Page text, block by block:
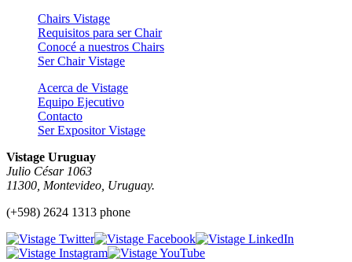
Chairs Vistage
Requisitos para ser Chair
Conocé a nuestros Chairs
Ser Chair Vistage
Acerca de Vistage
Equipo Ejecutivo
Contacto
Ser Expositor Vistage
Vistage Uruguay
Julio César 1063
11300, Montevideo, Uruguay.
(+598) 2624 1313 phone